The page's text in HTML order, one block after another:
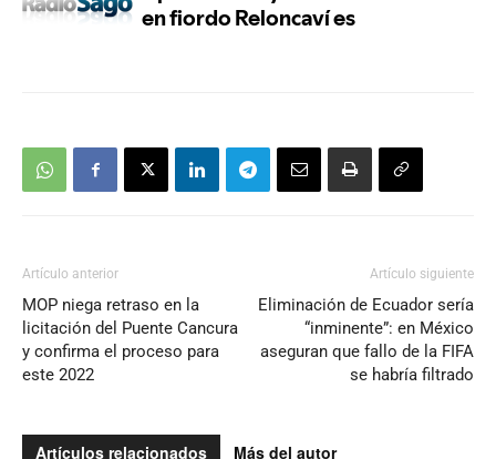
Artículo anterior
MOP niega retraso en la
licitación del Puente Cancura
y confirma el proceso para
este 2022
Artículo siguiente
Eliminación de Ecuador sería
“inminente”: en México
aseguran que fallo de la FIFA
se habría filtrado
Artículos relacionados Más del autor